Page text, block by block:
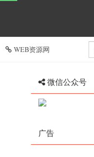
WEB资源网
微信公众号
广告